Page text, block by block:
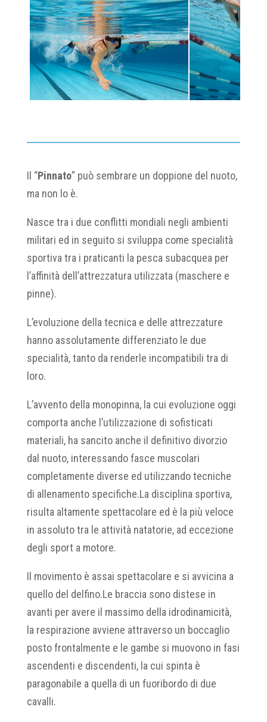
Il “Pinnato” può sembrare un doppione del nuoto,
ma non lo è.
Nasce tra i due conflitti mondiali negli ambienti
militari ed in seguito si sviluppa come specialità
sportiva tra i praticanti la pesca subacquea per
l’affinità dell’attrezzatura utilizzata (maschere e
pinne).
L’evoluzione della tecnica e delle attrezzature
hanno assolutamente differenziato le due
specialità, tanto da renderle incompatibili tra di
loro.
L’avvento della monopinna, la cui evoluzione oggi
comporta anche l’utilizzazione di sofisticati
materiali, ha sancito anche il definitivo divorzio
dal nuoto, interessando fasce muscolari
completamente diverse ed utilizzando tecniche
di allenamento specifiche.La disciplina sportiva,
risulta altamente spettacolare ed è la più veloce
in assoluto tra le attività natatorie, ad eccezione
degli sport a motore.
Il movimento è assai spettacolare e si avvicina a
quello del delfino.Le braccia sono distese in
avanti per avere il massimo della idrodinamicità,
la respirazione avviene attraverso un boccaglio
posto frontalmente e le gambe si muovono in fasi
ascendenti e discendenti, la cui spinta è
paragonabile a quella di un fuoribordo di due
cavalli.